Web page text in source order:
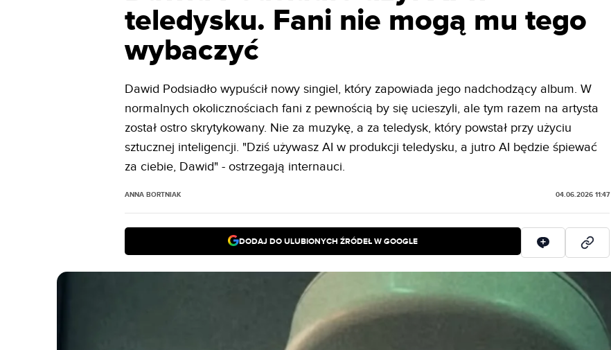
teledysku. Fani nie mogą mu tego
wybaczyć
Dawid Podsiadło wypuścił nowy singiel, który zapowiada jego nadchodzący album. W
normalnych okolicznościach fani z pewnością by się ucieszyli, ale tym razem na artysta
został ostro skrytykowany. Nie za muzykę, a za teledysk, który powstał przy użyciu
sztucznej inteligencji. "Dziś używasz AI w produkcji teledysku, a jutro AI będzie śpiewać
za ciebie, Dawid" - ostrzegają internauci.
ANNA BORTNIAK 04.06.2026 11:47
DODAJ DO ULUBIONYCH ŹRÓDEŁ W GOOGLE